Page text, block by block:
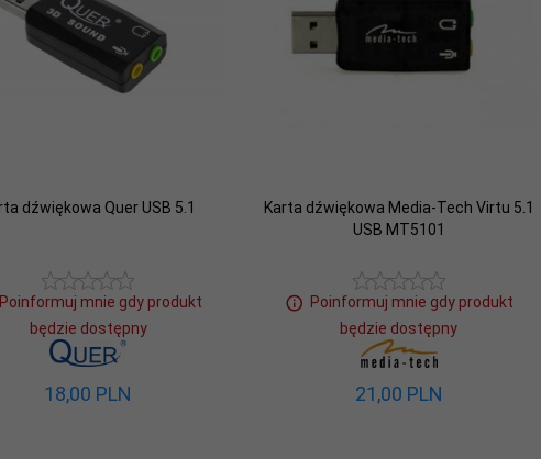
dźwiękowa Quer USB 5.1
Poinformuj mnie gdy produkt
będzie dostępny
18,00 PLN
Karta dźwiękowa Media-Tech Virtu 5.1
USB MT5101
Poinformuj mnie gdy produkt
będzie dostępny
21,00 PLN